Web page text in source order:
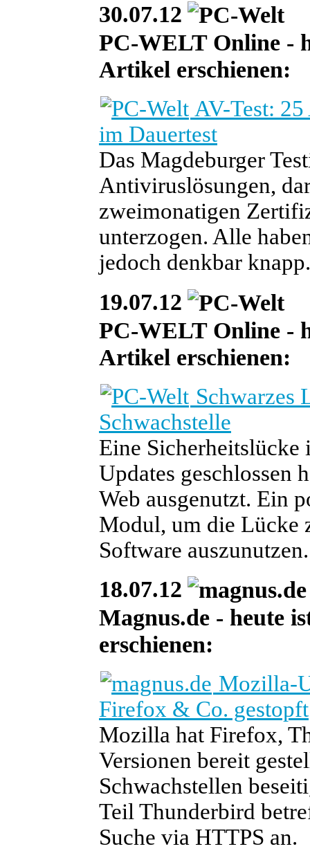
30.07.12
PC-WELT Online -
Artikel erschienen:
AV-Test:
im Dauertest
Das Magdeburger
Antiviruslösungen,
zweimonatigen
unterzogen. Alle
jedoch denkbar knapp.
19.07.12
PC-WELT Online -
Artikel erschienen:
Schwarzes
Schwachstelle
Eine Sicherheitslücke
Updates
Web ausgenutzt. Ein
Modul, um die Lücke
Software auszunutzen.
18.07.12
Magnus.de - heute
erschienen:
Mozilla-
Firefox & Co. gestopft
Mozilla hat Firefox,
Versionen bereit
Schwachstellen
Teil Thunderbird
Suche via HTTPS an.